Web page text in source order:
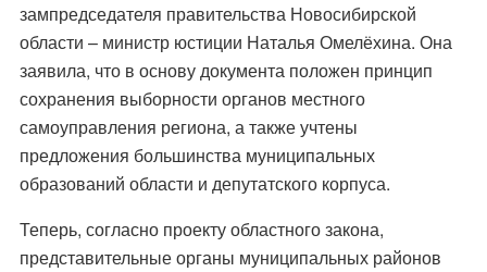
зампредседателя правительства Новосибирской
области – министр юстиции Наталья Омелёхина. Она
заявила, что в основу документа положен принцип
сохранения выборности органов местного
самоуправления региона, а также учтены
предложения большинства муниципальных
образований области и депутатского корпуса.
Теперь, согласно проекту областного закона,
представительные органы муниципальных районов